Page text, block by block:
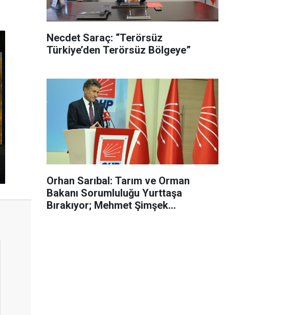
Necdet Saraç: “Terörsüz
Türkiye’den Terörsüz Bölgeye”
Orhan Sarıbal: Tarım ve Orman
Bakanı Sorumluluğu Yurttaşa
Bırakıyor; Mehmet Şimşek